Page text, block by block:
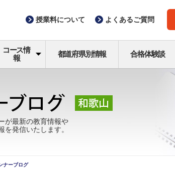
授業料について よくあるご質問
コース情
報
都道府県別情報 合格体験談
が最新の教育情報や
発信いたします。
ナーブログ